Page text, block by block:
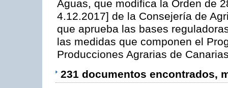
Aguas, que modifica la Orden de
4.12.2017] de la Consejería de
que aprueba las bases
las medidas que componen el
Producciones Agrarias de
231 documentos encontrados,